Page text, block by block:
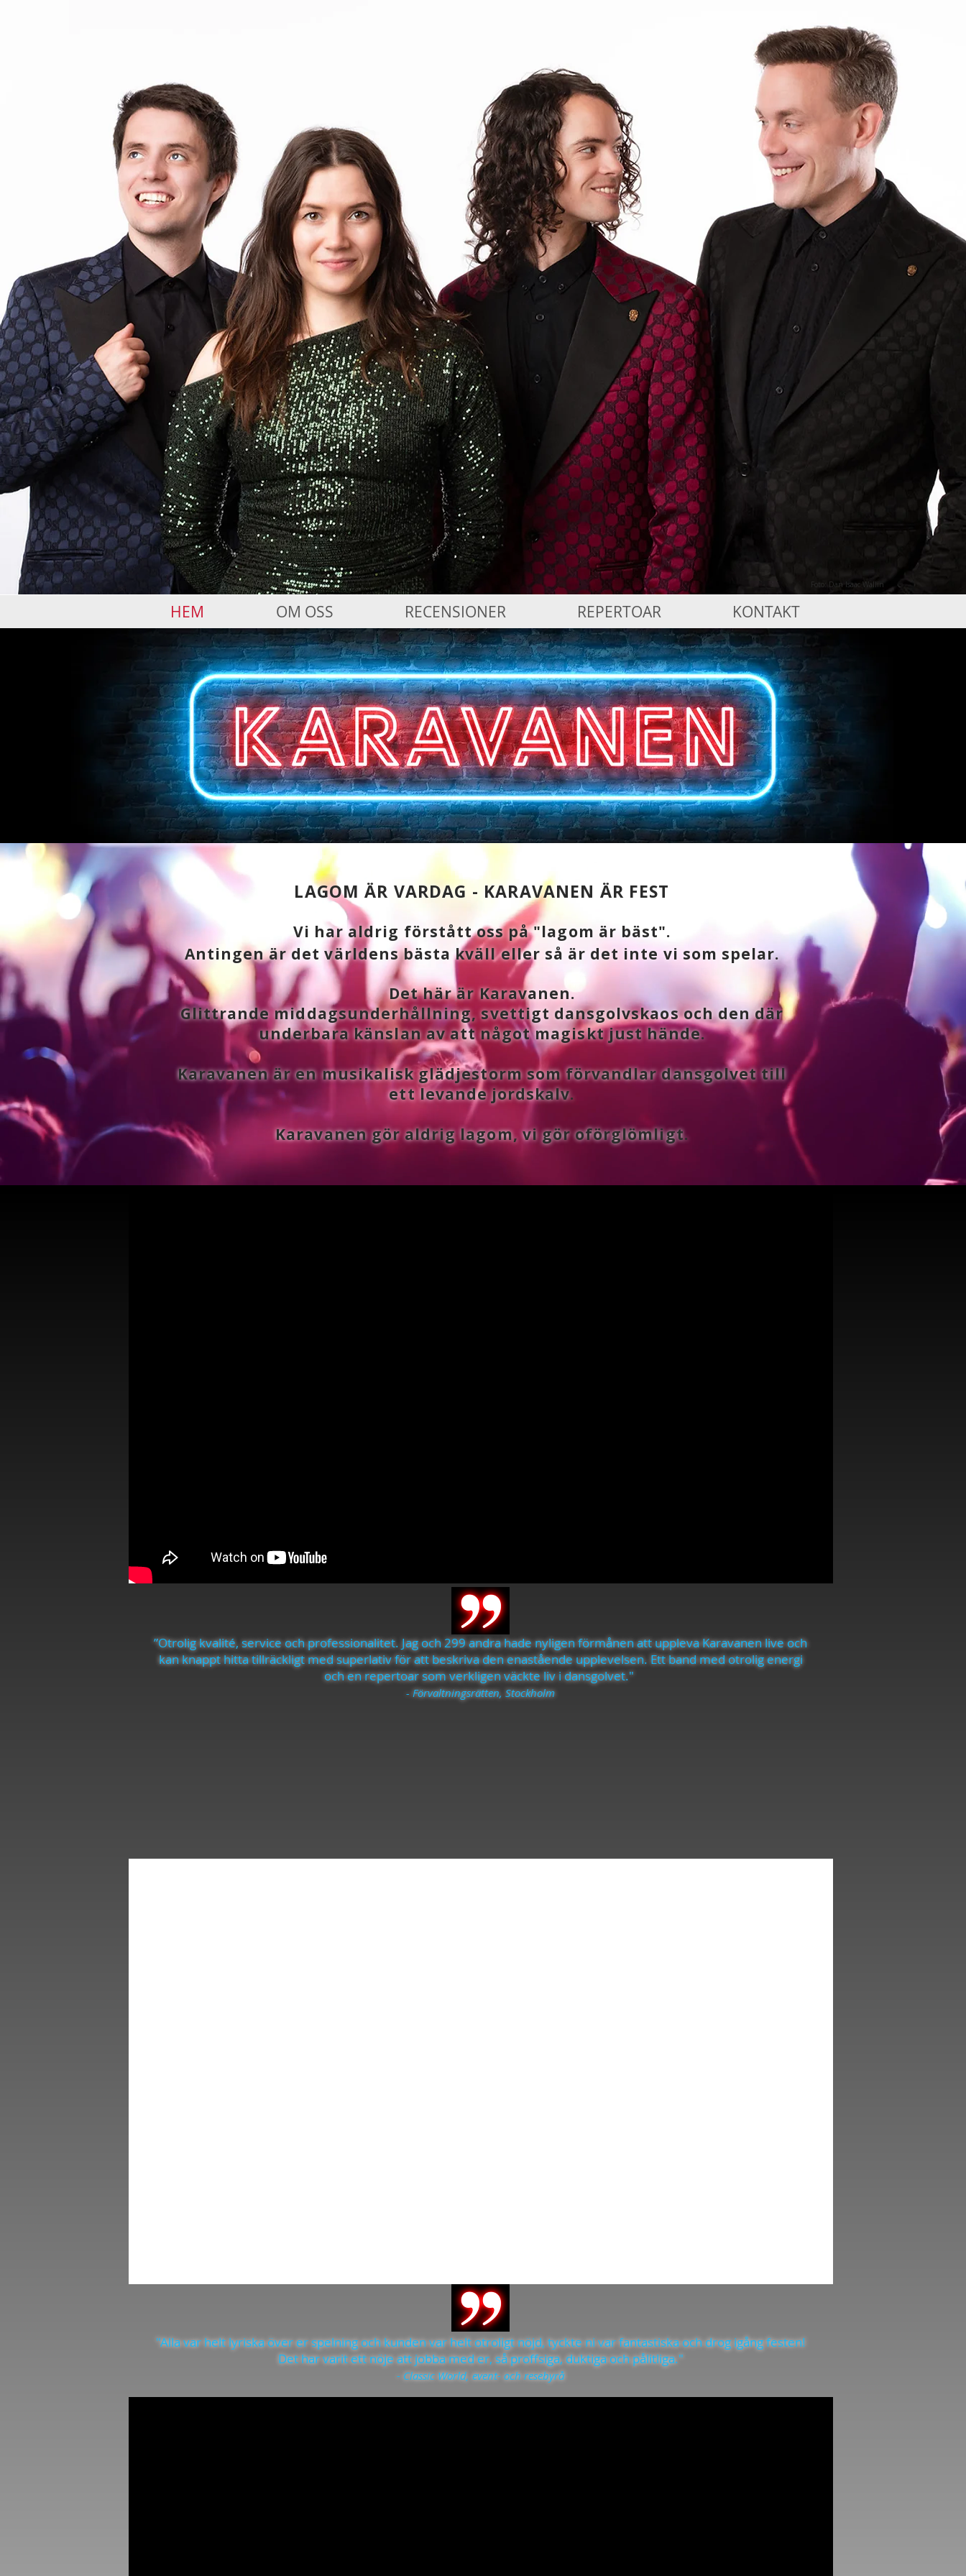
Foto: Dan Isaac Wallin
HEM OM OSS RECENSIONER REPERTOAR KONTAKT
LAGOM ÄR VARDAG - KARAVANEN ÄR FEST
Vi har aldrig förstått oss på "lagom är bäst".
Antingen är det världens bästa kväll eller så är det inte vi som spelar.
Det här är Karavanen.
Glittrande middagsunderhållning, svettigt dansgolvskaos och den där
underbara känslan av att något magiskt just hände.
Karavanen är en musikalisk glädjestorm som förvandlar dansgolvet till
ett levande jordskalv.
Karavanen gör aldrig lagom, vi gör oförglömligt.
”Otrolig kvalité, service och professionalitet. Jag och 299 andra hade nyligen förmånen att uppleva Karavanen live och
kan knappt hitta tillräckligt med superlativ för att beskriva den enastående upplevelsen. Ett band med otrolig energi
och en repertoar som verkligen väckte liv i dansgolvet."
- Förvaltningsrätten, Stockholm
"Alla var helt lyriska över er spelning och kunden var helt otroligt nöjd, tyckte ni var fantastiska och drog igång festen!
Det har varit ett nöje att jobba med er, så proffsiga, duktiga och pålitliga."
- Classic World, event- och resebyrå